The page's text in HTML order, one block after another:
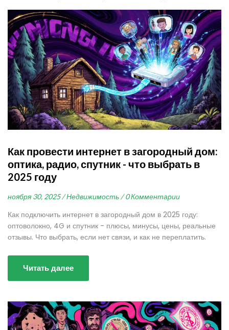
Как провести интернет в загородный дом:
оптика, радио, спутник - что выбрать в
2025 году
ноября 30, 2025 / Недвижимость / 0 Комментарии
Как подключить интернет в загородный дом в 2025 году:
оптоволокно, 4G и спутник - плюсы, минусы, цены, реальные
отзывы. Что выбрать, если нет связи, и как не переплатить.
Читать далее